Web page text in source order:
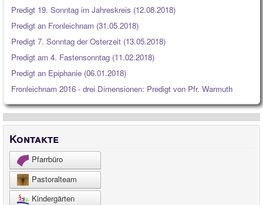
Predigt 19. Sonntag im Jahreskreis (12.08.2018)
Predigt an Fronleichnam (31.05.2018)
Predigt 7. Sonntag der Osterzeit (13.05.2018)
Predigt am 4. Fastensonntag (11.02.2018)
Predigt an Epiphanie (06.01.2018)
Fronleichnam 2016 - drei Dimensionen: Predigt von Pfr. Warmuth
Kontakte
Pfarrbüro
Pastoralteam
Kindergärten